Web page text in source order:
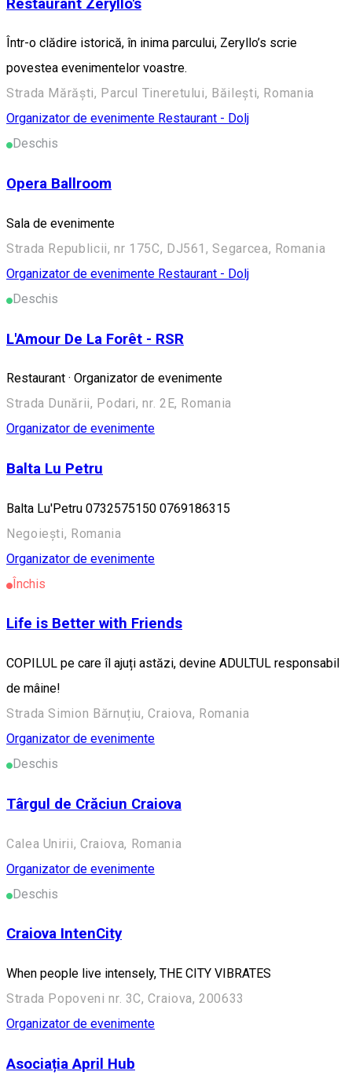
Restaurant Zeryllo's
Într-o clădire istorică, în inima parcului, Zeryllo’s scrie
povestea evenimentelor voastre.
Strada Mărăşti, Parcul Tineretului, Băilești, Romania
Organizator de evenimente Restaurant - Dolj
Deschis
Opera Ballroom
Sala de evenimente
Strada Republicii, nr 175C, DJ561, Segarcea, Romania
Organizator de evenimente Restaurant - Dolj
Deschis
L'Amour De La Forêt - RSR
Restaurant · Organizator de evenimente
Strada Dunării, Podari, nr. 2E, Romania
Organizator de evenimente
Balta Lu Petru
Balta Lu'Petru 0732575150 0769186315
Negoiești, Romania
Organizator de evenimente
Închis
Life is Better with Friends
COPILUL pe care îl ajuți astăzi, devine ADULTUL responsabil
de mâine!
Strada Simion Bărnuțiu, Craiova, Romania
Organizator de evenimente
Deschis
Târgul de Crăciun Craiova
Calea Unirii, Craiova, Romania
Organizator de evenimente
Deschis
Craiova IntenCity
When people live intensely, THE CITY VIBRATES
Strada Popoveni nr. 3C, Craiova, 200633
Organizator de evenimente
Asociația April Hub